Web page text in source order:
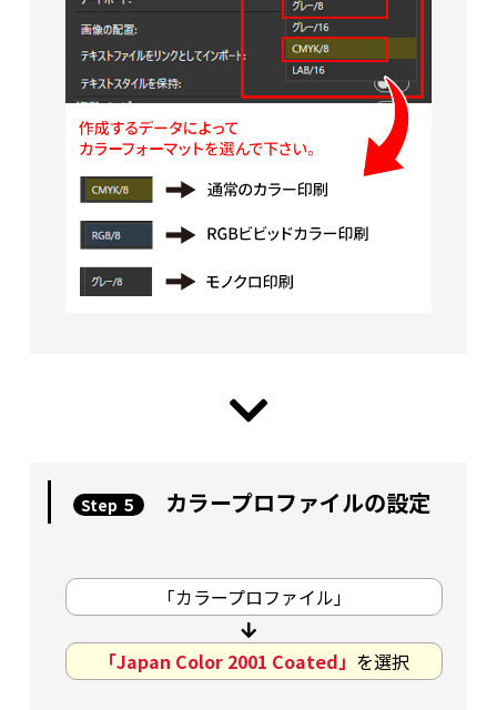
Step ５ カラープロファイルの設定
「カラープロファイル」
「Japan Color 2001 Coated」 を選択